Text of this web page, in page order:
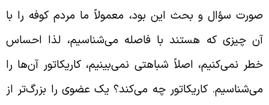
سؤال و بحث این بود، معمولاً ما مردم کوفه را با
چیزی که هستند با فاصله می‌شناسیم، لذا احساس
نمی‌کنیم، اصلاً شباهتی نمی‌بینیم، کاریکاتور آن‌ها را
کاریکاتور چه می‌کند؟ یک عضوی را بزرگ‌تر از